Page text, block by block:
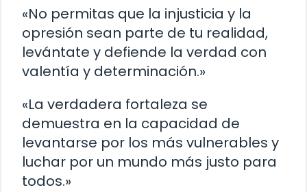
«No permitas que la injusticia y la
opresión sean parte de tu realidad,
levántate y defiende la verdad con
valentía y determinación.»
«La verdadera fortaleza se
demuestra en la capacidad de
levantarse por los más vulnerables y
luchar por un mundo más justo para
todos.»